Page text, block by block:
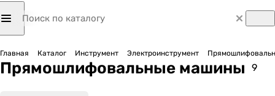
Главная Каталог Инструмент Электроинструмент
Прямошлифовальные машины 9